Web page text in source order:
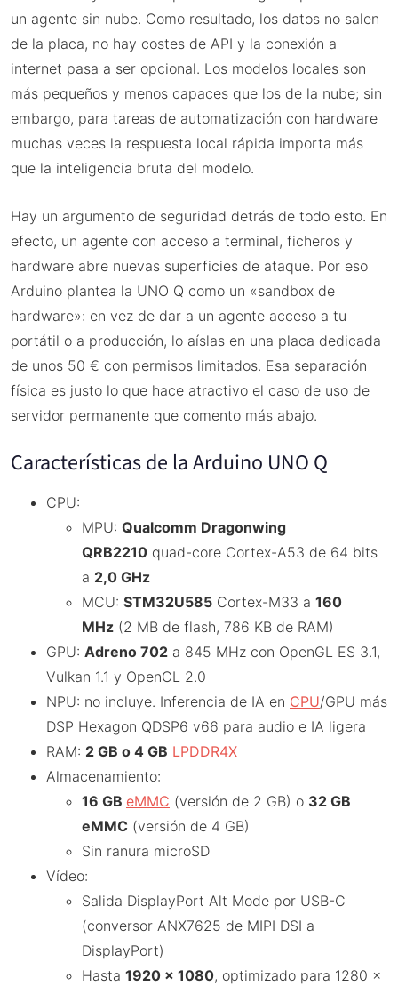
un agente sin nube. Como resultado, los datos no salen
de la placa, no hay costes de API y la conexión a
internet pasa a ser opcional. Los modelos locales son
más pequeños y menos capaces que los de la nube; sin
embargo, para tareas de automatización con hardware
muchas veces la respuesta local rápida importa más
que la inteligencia bruta del modelo.
Hay un argumento de seguridad detrás de todo esto. En
efecto, un agente con acceso a terminal, ficheros y
hardware abre nuevas superficies de ataque. Por eso
Arduino plantea la UNO Q como un «sandbox de
hardware»: en vez de dar a un agente acceso a tu
portátil o a producción, lo aíslas en una placa dedicada
de unos 50 € con permisos limitados. Esa separación
física es justo lo que hace atractivo el caso de uso de
servidor permanente que comento más abajo.
Características de la Arduino UNO Q
CPU:
MPU: Qualcomm Dragonwing
QRB2210 quad-core Cortex-A53 de 64 bits
a 2,0 GHz
MCU: STM32U585 Cortex-M33 a 160
MHz (2 MB de flash, 786 KB de RAM)
GPU: Adreno 702 a 845 MHz con OpenGL ES 3.1,
Vulkan 1.1 y OpenCL 2.0
NPU: no incluye. Inferencia de IA en CPU/GPU más
DSP Hexagon QDSP6 v66 para audio e IA ligera
RAM: 2 GB o 4 GB LPDDR4X
Almacenamiento:
16 GB eMMC (versión de 2 GB) o 32 GB
eMMC (versión de 4 GB)
Sin ranura microSD
Vídeo:
Salida DisplayPort Alt Mode por USB-C
(conversor ANX7625 de MIPI DSI a
DisplayPort)
Hasta 1920 x 1080, optimizado para 1280 x